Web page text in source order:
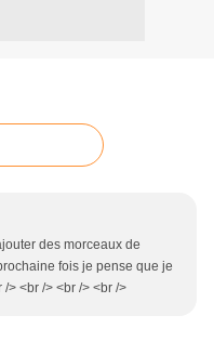
des morceaux de
fois je pense que je
> <br /> <br /> <br />